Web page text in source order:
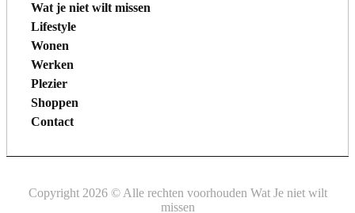
Wat je niet wilt missen
Lifestyle
Wonen
Werken
Plezier
Shoppen
Contact
Copyright 2026 © Alle rechten voorhouden Wat Je niet wilt
missen